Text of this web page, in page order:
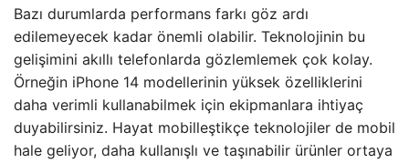
Bazı durumlarda performans farkı göz ardı
edilemeyecek kadar önemli olabilir. Teknolojinin bu
gelişimini akıllı telefonlarda gözlemlemek çok kolay.
Örneğin iPhone 14 modellerinin yüksek özelliklerini
daha verimli kullanabilmek için ekipmanlara ihtiyaç
duyabilirsiniz. Hayat mobilleştikçe teknolojiler de mobil
hale geliyor, daha kullanışlı ve taşınabilir ürünler ortaya